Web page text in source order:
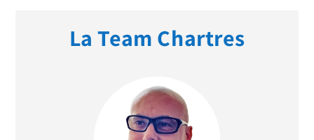
La Team Chartres